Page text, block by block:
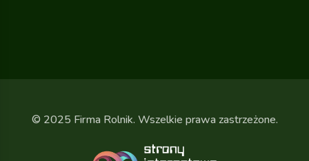
© 2025 Firma Rolnik. Wszelkie prawa zastrzeżone.